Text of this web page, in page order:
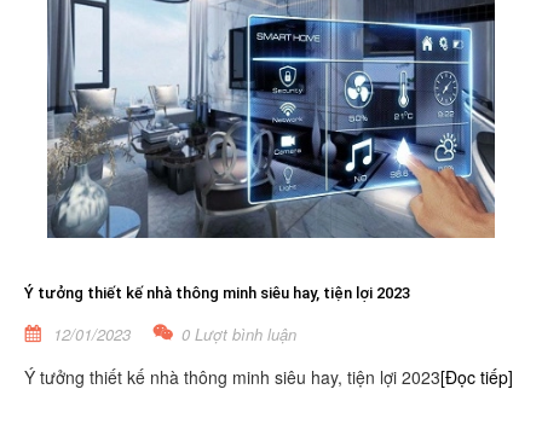
Ý tưởng thiết kế nhà thông minh siêu hay, tiện lợi 2023
12/01/2023 0 Lượt bình luận
Ý tưởng thiết kế nhà thông minh siêu hay, tiện lợi 2023[Đọc tiếp]